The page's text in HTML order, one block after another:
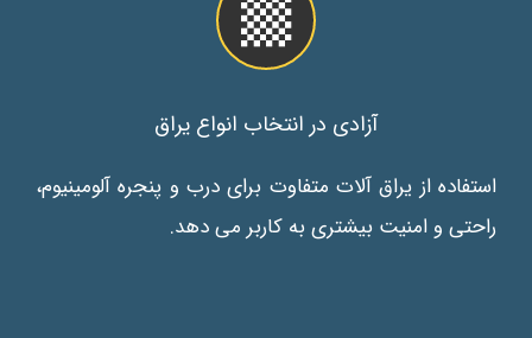
آزادی در انتخاب انواع یراق
استفاده از یراق آلات متفاوت برای درب و پنجره آلومینیوم،
راحتی و امنیت بیشتری به کاربر می دهد.